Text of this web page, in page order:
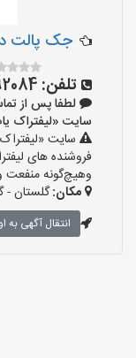
جک پالت
تلفن:
لطفا پس از
سایت «لیفتراک یاب»
سایت
فروشنده های
وهیچ‌گونه منفعت
مکان:گلستان -
انتقال آگهی به